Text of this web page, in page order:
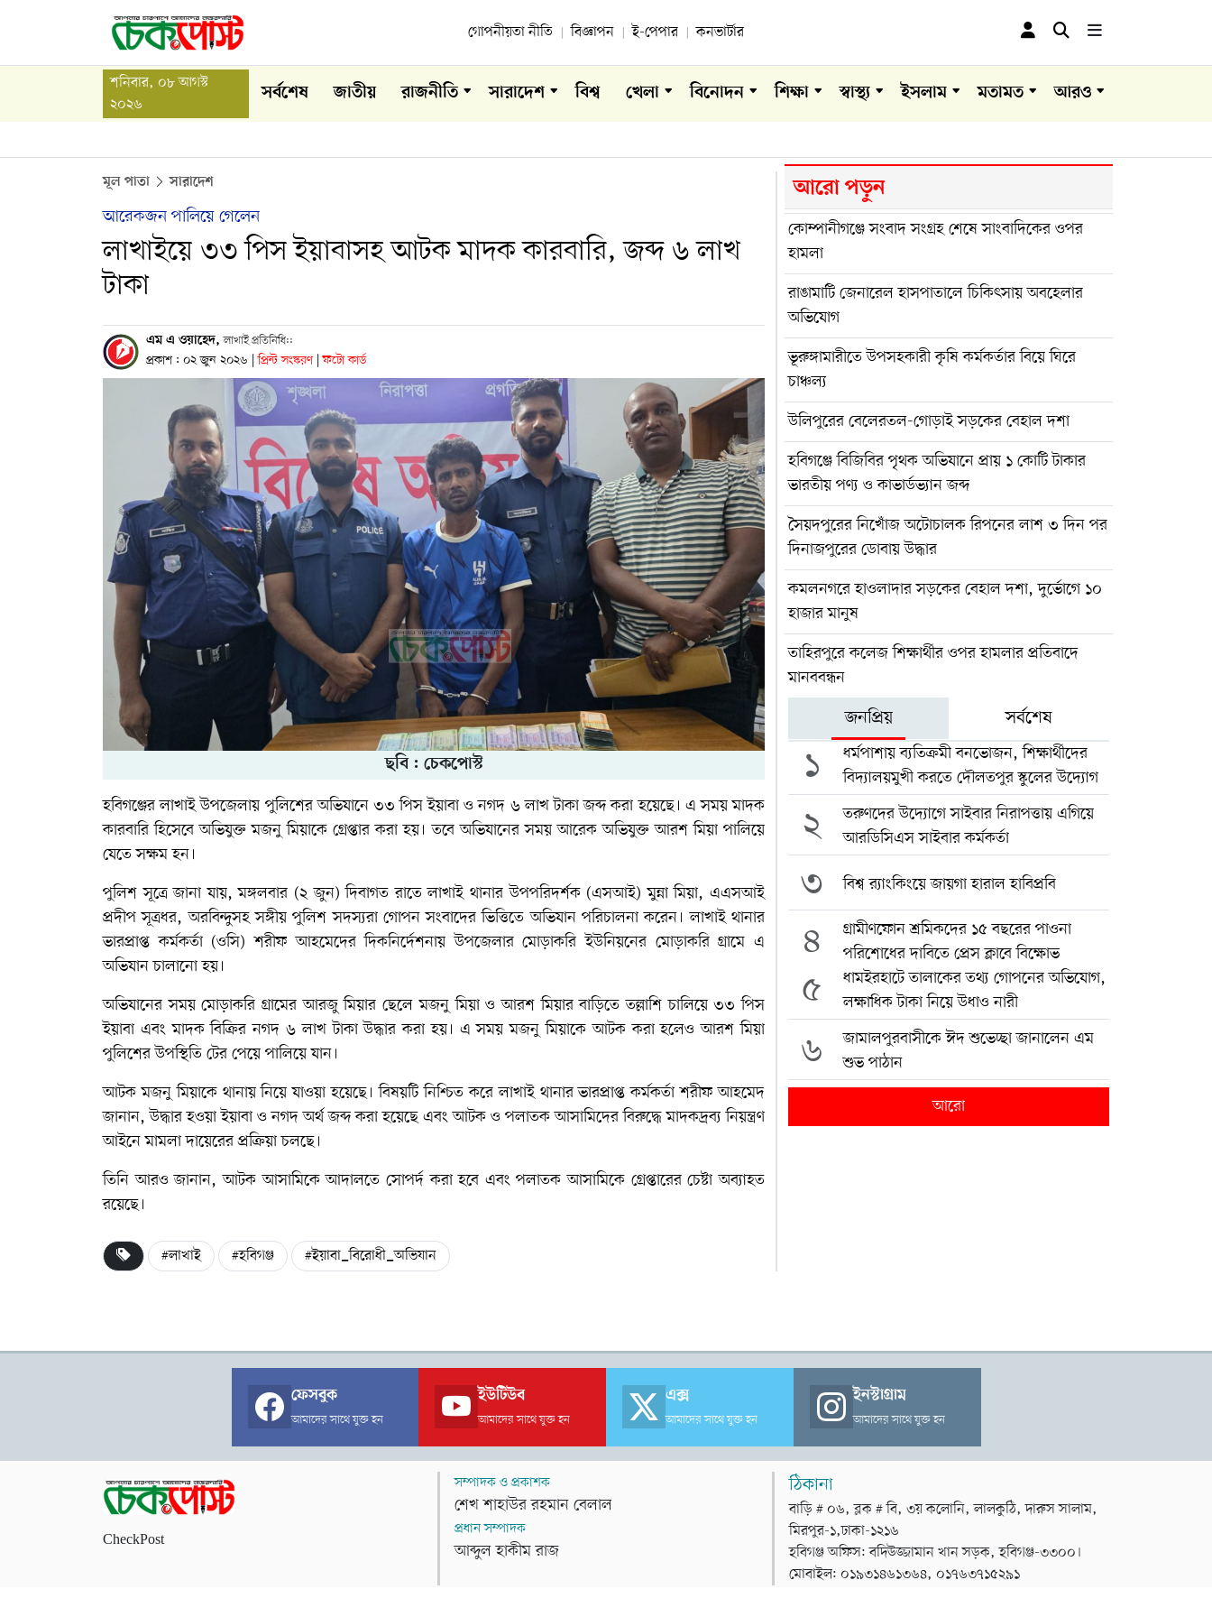
গোপনীয়তা নীতি বিজ্ঞাপন ই-পেপার কনভার্টার
শনিবার, ০৮ আগস্ট
২০২৬
সর্বশেষ জাতীয় রাজনীতি সারাদেশ বিশ্ব খেলা বিনোদন শিক্ষা স্বাস্থ্য ইসলাম মতামত আরও
মূল পাতা সারাদেশ
আরেকজন পালিয়ে গেলেন
লাখাইয়ে ৩৩ পিস ইয়াবাসহ আটক মাদক কারবারি, জব্দ ৬ লাখ
টাকা
এম এ ওয়াহেদ,লাখাই প্রতিনিধি::
প্রকাশ : ০২ জুন ২০২৬ | প্রিন্ট সংস্করণ | ফটো কার্ড
ছবি : চেকপোস্ট
হবিগঞ্জের লাখাই উপজেলায় পুলিশের অভিযানে ৩৩ পিস ইয়াবা ও নগদ ৬ লাখ টাকা জব্দ করা হয়েছে। এ সময় মাদক
কারবারি হিসেবে অভিযুক্ত মজনু মিয়াকে গ্রেপ্তার করা হয়। তবে অভিযানের সময় আরেক অভিযুক্ত আরশ মিয়া পালিয়ে
যেতে সক্ষম হন।
পুলিশ সূত্রে জানা যায়, মঙ্গলবার (২ জুন) দিবাগত রাতে লাখাই থানার উপপরিদর্শক (এসআই) মুন্না মিয়া, এএসআই
প্রদীপ সূত্রধর, অরবিন্দুসহ সঙ্গীয় পুলিশ সদস্যরা গোপন সংবাদের ভিত্তিতে অভিযান পরিচালনা করেন। লাখাই থানার
ভারপ্রাপ্ত কর্মকর্তা (ওসি) শরীফ আহমেদের দিকনির্দেশনায় উপজেলার মোড়াকরি ইউনিয়নের মোড়াকরি গ্রামে এ
অভিযান চালানো হয়।
অভিযানের সময় মোড়াকরি গ্রামের আরজু মিয়ার ছেলে মজনু মিয়া ও আরশ মিয়ার বাড়িতে তল্লাশি চালিয়ে ৩৩ পিস
ইয়াবা এবং মাদক বিক্রির নগদ ৬ লাখ টাকা উদ্ধার করা হয়। এ সময় মজনু মিয়াকে আটক করা হলেও আরশ মিয়া
পুলিশের উপস্থিতি টের পেয়ে পালিয়ে যান।
আটক মজনু মিয়াকে থানায় নিয়ে যাওয়া হয়েছে। বিষয়টি নিশ্চিত করে লাখাই থানার ভারপ্রাপ্ত কর্মকর্তা শরীফ আহমেদ
জানান, উদ্ধার হওয়া ইয়াবা ও নগদ অর্থ জব্দ করা হয়েছে এবং আটক ও পলাতক আসামিদের বিরুদ্ধে মাদকদ্রব্য নিয়ন্ত্রণ
আইনে মামলা দায়েরের প্রক্রিয়া চলছে।
তিনি আরও জানান, আটক আসামিকে আদালতে সোপর্দ করা হবে এবং পলাতক আসামিকে গ্রেপ্তারের চেষ্টা অব্যাহত
রয়েছে।
#লাখাই #হবিগঞ্জ #ইয়াবা_বিরোধী_অভিযান
আরো পড়ুন
কোম্পানীগঞ্জে সংবাদ সংগ্রহ শেষে সাংবাদিকের ওপর
হামলা
রাঙামাটি জেনারেল হাসপাতালে চিকিৎসায় অবহেলার
অভিযোগ
ভূরুঙ্গামারীতে উপসহকারী কৃষি কর্মকর্তার বিয়ে ঘিরে
চাঞ্চল্য
উলিপুরের বেলেরতল-গোড়াই সড়কের বেহাল দশা
হবিগঞ্জে বিজিবির পৃথক অভিযানে প্রায় ১ কোটি টাকার
ভারতীয় পণ্য ও কাভার্ডভ্যান জব্দ
সৈয়দপুরের নিখোঁজ অটোচালক রিপনের লাশ ৩ দিন পর
দিনাজপুরের ডোবায় উদ্ধার
কমলনগরে হাওলাদার সড়কের বেহাল দশা, দুর্ভোগে ১০
হাজার মানুষ
তাহিরপুরে কলেজ শিক্ষার্থীর ওপর হামলার প্রতিবাদে
মানববন্ধন
জনপ্রিয় সর্বশেষ
১
ধর্মপাশায় ব্যতিক্রমী বনভোজন, শিক্ষার্থীদের
বিদ্যালয়মুখী করতে দৌলতপুর স্কুলের উদ্যোগ
২
তরুণদের উদ্যোগে সাইবার নিরাপত্তায় এগিয়ে
আরডিসিএস সাইবার কর্মকর্তা
৩ বিশ্ব র‍্যাংকিংয়ে জায়গা হারাল হাবিপ্রবি
৪
গ্রামীণফোন শ্রমিকদের ১৫ বছরের পাওনা
পরিশোধের দাবিতে প্রেস ক্লাবে বিক্ষোভ
৫
ধামইরহাটে তালাকের তথ্য গোপনের অভিযোগ,
লক্ষাধিক টাকা নিয়ে উধাও নারী
৬
জামালপুরবাসীকে ঈদ শুভেচ্ছা জানালেন এম
শুভ পাঠান
আরো
ফেসবুক
আমাদের সাথে যুক্ত হন
ইউটিউব
আমাদের সাথে যুক্ত হন
এক্স
আমাদের সাথে যুক্ত হন
ইনস্টাগ্রাম
আমাদের সাথে যুক্ত হন
CheckPost
সম্পাদক ও প্রকাশক
শেখ শাহাউর রহমান বেলাল
প্রধান সম্পাদক
আব্দুল হাকীম রাজ
ঠিকানা
বাড়ি # ০৬, ব্লক # বি, ৩য় কলোনি, লালকুঠি, দারুস সালাম,
মিরপুর-১,ঢাকা-১২১৬
হবিগঞ্জ অফিস: বদিউজ্জামান খান সড়ক, হবিগঞ্জ-৩৩০০।
মোবাইল: ০১৯৩১৪৬১৩৬৪, ০১৭৬৩৭১৫২৯১